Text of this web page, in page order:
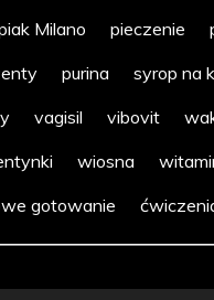
Milano
pieczenie
purina
syrop na
vagisil vibovit
wiosna
gotowanie